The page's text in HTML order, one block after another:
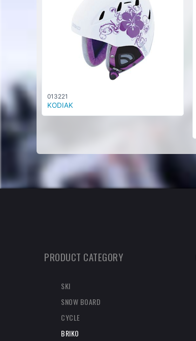
013221
KODIAK
PRODUCT CATEGORY
SKI
SNOW BOARD
CYCLE
BRIKO